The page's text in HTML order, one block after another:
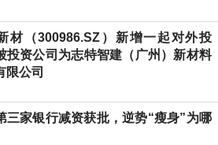
材（300986.SZ）新增一起对外投
投资公司为志特智建（广州）新材料
限公司
三家银行减资获批，逆势“瘦身”为哪